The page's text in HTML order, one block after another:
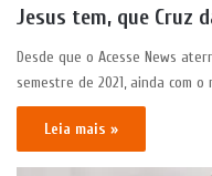
Jesus tem, que Cruz
Desde que o Acesse News
semestre de 2021, ainda com o
Leia mais »